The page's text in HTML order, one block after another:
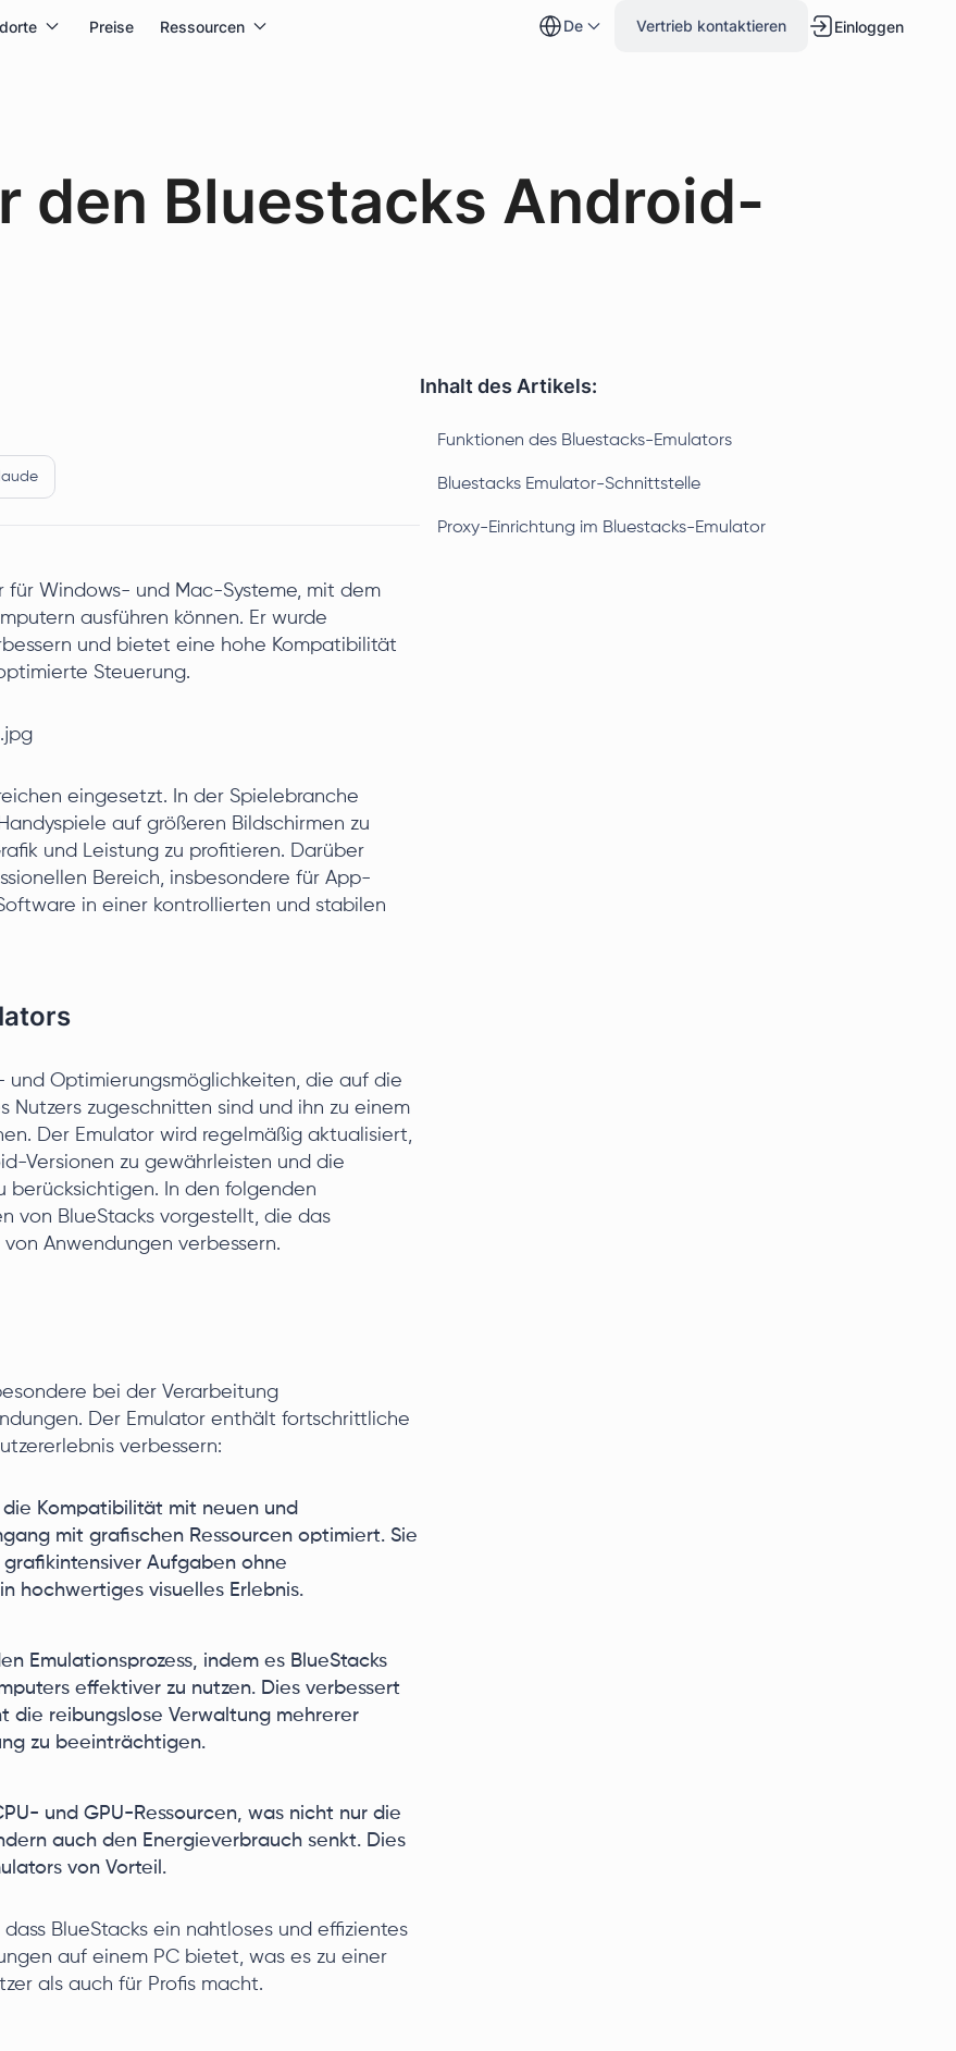
Preise Ressourcen de Vertrieb kontaktieren Einloggen
den Bluestacks Android-
für Windows- und Mac-Systeme, mit dem
ausführen können. Er wurde
und bietet eine hohe Kompatibilität
Steuerung.
eingesetzt. In der Spielebranche
auf größeren Bildschirmen zu
und Leistung zu profitieren. Darüber
Bereich, insbesondere für App-
in einer kontrollierten und stabilen
und Optimierungsmöglichkeiten, die auf die
Nutzers zugeschnitten sind und ihn zu einem
Der Emulator wird regelmäßig aktualisiert,
Versionen zu gewährleisten und die
berücksichtigen. In den folgenden
von BlueStacks vorgestellt, die das
Anwendungen verbessern.
bei der Verarbeitung
Der Emulator enthält fortschrittliche
verbessern:
Kompatibilität mit neuen und
mit grafischen Ressourcen optimiert. Sie
Aufgaben ohne
hochwertiges visuelles Erlebnis.
Emulationsprozess, indem es BlueStacks
effektiver zu nutzen. Dies verbessert
die reibungslose Verwaltung mehrerer
zu beeinträchtigen.
und GPU-Ressourcen, was nicht nur die
auch den Energieverbrauch senkt. Dies
von Vorteil.
BlueStacks ein nahtloses und effizientes
auf einem PC bietet, was es zu einer
als auch für Profis macht.
Inhalt des Artikels:
Funktionen des Bluestacks-Emulators
Bluestacks Emulator-Schnittstelle
Proxy-Einrichtung im Bluestacks-Emulator